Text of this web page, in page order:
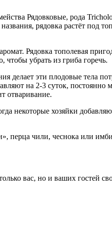
Рядовковые, рода
рядовка растёт под
Рядовка тополевая
чтобы убрать из гриба горечь.
делает эти плодовые тела
на 2-3 суток, постоянно
отваривание.
некоторые хозяйки
перца чили, чеснока или
вас, но и ваших гостей